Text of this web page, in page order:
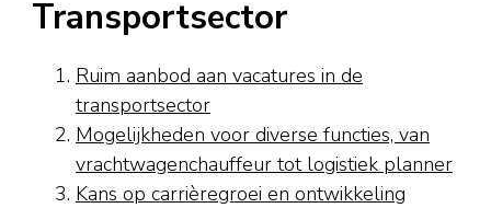
Transportsector
Ruim aanbod aan vacatures in de
transportsector
Mogelijkheden voor diverse functies, van
vrachtwagenchauffeur tot logistiek planner
Kans op carrièregroei en ontwikkeling